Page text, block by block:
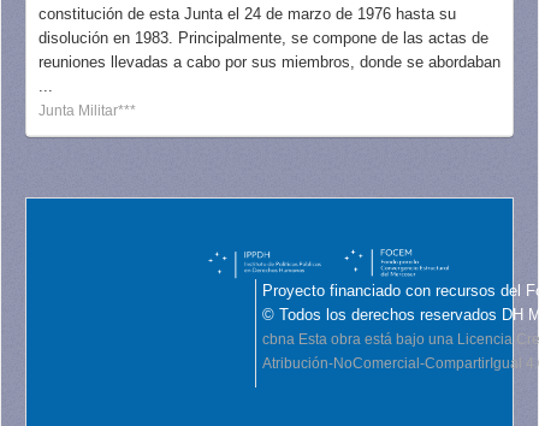
constitución de esta Junta el 24 de marzo de 1976 hasta su
disolución en 1983. Principalmente, se compone de las actas de
reuniones llevadas a cabo por sus miembros, donde se abordaban
...
Junta Militar***
Proyecto financiado con recursos del
© Todos los derechos reservados DH
cbna Esta obra está bajo una Licencia
Atribución-NoComercial-CompartirIgual